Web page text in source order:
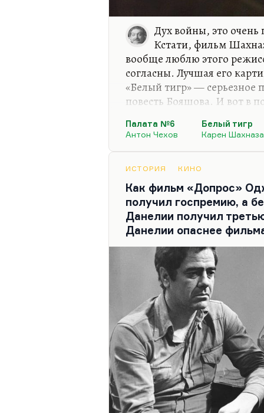
Дух войны, это
Кстати, фильм
вообще люблю этого
согласны. Лучшая его
«Белый тигр» — серьезное
повесть Бояшова. И вот в
смысле, такой страстный
работающий. На долгих
Палата №6
Антон Чехов
Белый тигр
Карен
ИСТОРИЯ КИНО
Как фильм «Допрос»
получил госпремию, а
Данелии получил
Данелии опаснее